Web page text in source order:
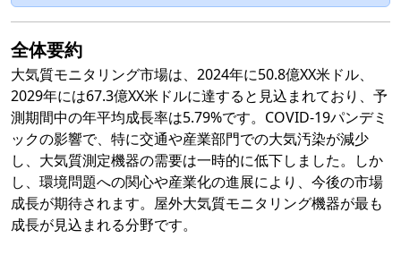
全体要約
大気質モニタリング市場は、2024年に50.8億XX米ドル、
2029年には67.3億XX米ドルに達すると見込まれており、予
測期間中の年平均成長率は5.79%です。COVID-19パンデミ
ックの影響で、特に交通や産業部門での大気汚染が減少
し、大気質測定機器の需要は一時的に低下しました。しか
し、環境問題への関心や産業化の進展により、今後の市場
成長が期待されます。屋外大気質モニタリング機器が最も
成長が見込まれる分野です。